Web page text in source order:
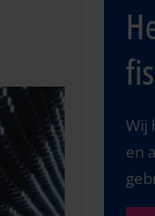
Wij
en